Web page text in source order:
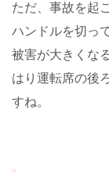
ただ、事故を起
ハンドルを切っ
被害が大きくな
はり運転席の後
すね。